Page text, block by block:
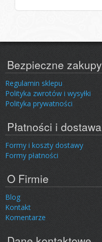
Bezpieczne zakupy
Regulamin sklepu
Polityka zwrotów i wysyłki
Polityka prywatności
Płatności i dostawa
Formy i koszty dostawy
Formy płatności
O Firmie
Blog
Kontakt
Komentarze